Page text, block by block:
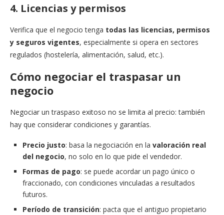
4. Licencias y permisos
Verifica que el negocio tenga todas las licencias, permisos
y seguros vigentes, especialmente si opera en sectores
regulados (hostelería, alimentación, salud, etc.).
Cómo negociar el traspasar un
negocio
Negociar un traspaso exitoso no se limita al precio: también
hay que considerar condiciones y garantías.
Precio justo: basa la negociación en la valoración real
del negocio, no solo en lo que pide el vendedor.
Formas de pago: se puede acordar un pago único o
fraccionado, con condiciones vinculadas a resultados
futuros.
Período de transición: pacta que el antiguo propietario